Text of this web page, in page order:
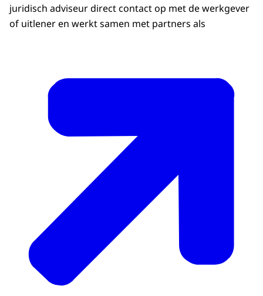
juridisch adviseur direct contact op met de werkgever
of uitlener en werkt samen met partners als